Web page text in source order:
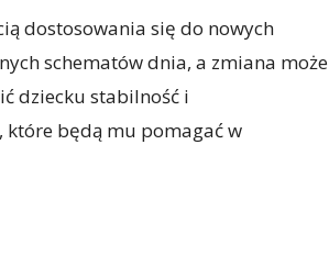
dostosowania się do nowych
schematów dnia, a zmiana może
dziecku stabilność i
będą mu pomagać w